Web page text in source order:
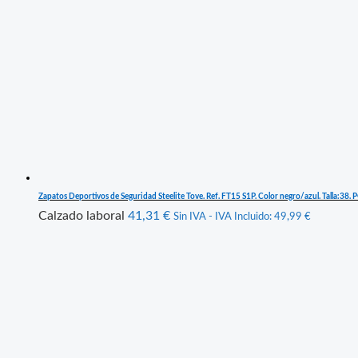
Zapatos Deportivos de Seguridad Steelite Tove. Ref. FT15 S1P. Color negro/azul. Talla:38.
Calzado laboral 41,31 € Sin IVA - IVA Incluido: 49,99 €